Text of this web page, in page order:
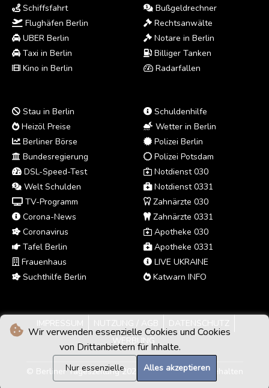
Wir verwenden essenzielle Cookies und Cookies
von Drittanbietern für Inhalte.
Nur essenzielle Alles akzeptieren
Schiffsfahrt
Flughäfen Berlin
UBER Berlin
Taxi in Berlin
Kino in Berlin
Bußgeldrechner
Rechtsanwälte
Notare in Berlin
Billiger Tanken
Radarfallen
Stau in Berlin
Heizöl Preise
Berliner Börse
Bundesregierung
DSL-Speed-Test
Welt Schulden
TV-Programm
Corona-News
Coronavirus
Tafel Berlin
Frauenhaus
Suchthilfe Berlin
Schuldenhilfe
Wetter in Berlin
Polizei Berlin
Polizei Potsdam
Notdienst 030
Notdienst 0331
Zahnärzte 030
Zahnärzte 0331
Apotheke 030
Apotheke 0331
LIVE UKRAINE
Katwarn INFO
IMPRESSUM NUTZUNG / AGB
DATENSCHUTZ
WERBUNG
© Berliner Tageszeitung 2026 - Alle Rechte vorbehalten